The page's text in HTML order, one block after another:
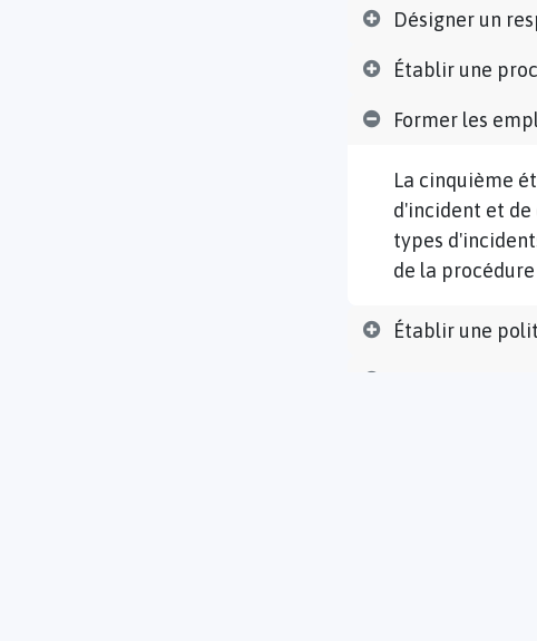
Désigner un
Établir une
Former les
La cinquième
d'incident et
types
de la
Établir une